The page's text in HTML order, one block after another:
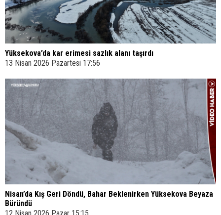
Yüksekova’da kar erimesi sazlık alanı taşırdı
13 Nisan 2026 Pazartesi 17:56
Nisan’da Kış Geri Döndü, Bahar Beklenirken Yüksekova Beyaza
Büründü